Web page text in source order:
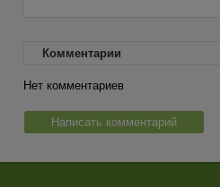
Комментарии
Нет комментариев
Написать комментарий